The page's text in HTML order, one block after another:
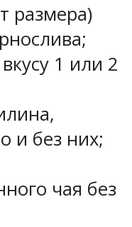
размера)
1 или 2
и без них;
чая без